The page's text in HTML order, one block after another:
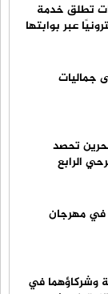
تطلق خدمة
عبر بوابتها
جماليات
تحصد
الرابع
في مهرجان
وشركاؤهما في